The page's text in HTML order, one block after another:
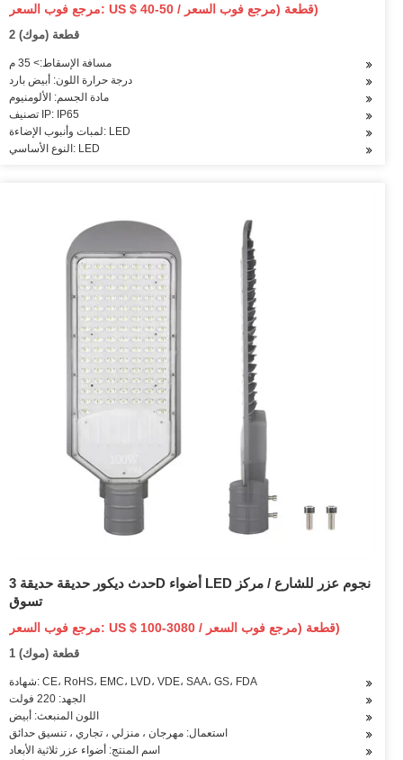
مرجع فوب السعر: US $ 40-50 / قطعة (مرجع فوب السعر)
2 قطعة (موك)
مسافة الإسقاط:> 35 م
درجة حرارة اللون: أبيض بارد
مادة الجسم: الألومنيوم
تصنيف IP: IP65
لمبات وأنبوب الإضاءة: LED
النوع الأساسي: LED
حدث ديكور حديقة حديقة 3D أضواء LED نجوم عزر للشارع / مركز
تسوق
مرجع فوب السعر: US $ 100-3080 / قطعة (مرجع فوب السعر)
1 قطعة (موك)
شهادة: CE، RoHS، EMC، LVD، VDE، SAA، GS، FDA
الجهد: 220 فولت
اللون المنبعث: أبيض
استعمال: مهرجان ، منزلي ، تجاري ، تنسيق حدائق
اسم المنتج: أضواء عزر ثلاثية الأبعاد